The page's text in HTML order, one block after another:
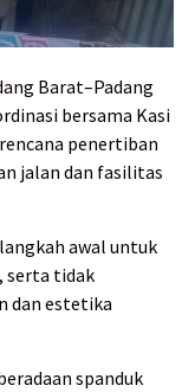
Barat–Padang
bersama Kasi
penertiban
jalan dan fasilitas
awal untuk
serta tidak
dan estetika
spanduk